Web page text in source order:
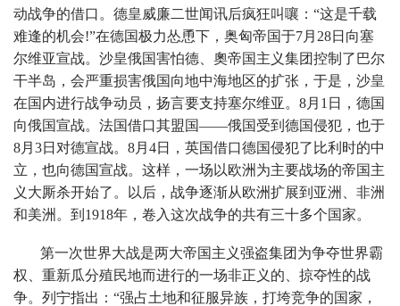
动战争的借口。德皇威廉二世闻讯后疯狂叫嚷：“这是千载
难逢的机会!”在德国极力怂恿下，奥匈帝国于7月28日向塞
尔维亚宣战。沙皇俄国害怕德、奧帝国主义集团控制了巴尔
干半岛，会严重损害俄国向地中海地区的扩张，于是，沙皇
在国内进行战争动员，扬言要支持塞尔维亚。8月1日，德国
向俄国宣战。法国借口其盟国——俄国受到德国侵犯，也于
8月3日对德宣战。8月4日，英国借口德国侵犯了比利时的中
立，也向德国宣战。这样，一场以欧洲为主要战场的帝国主
义大厮杀开始了。以后，战争逐渐从欧洲扩展到亚洲、非洲
和美洲。到1918年，卷入这次战争的共有三十多个国家。
第一次世界大战是两大帝国主义强盗集团为争夺世界霸
权、重新瓜分殖民地而进行的一场非正义的、掠夺性的战
争。列宁指出：“强占土地和征服异族，打垮竞争的国家，